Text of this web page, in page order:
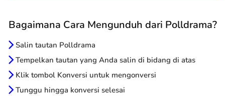
Bagaimana Cara Mengunduh dari Polldrama?
Salin tautan Polldrama
Tempelkan tautan yang Anda salin di bidang di atas
Klik tombol Konversi untuk mengonversi
Tunggu hingga konversi selesai